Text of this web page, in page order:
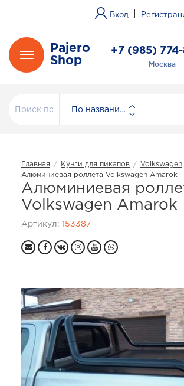
Вход
Pajero
Shop
+7 (985)
Москва
По названию
Главная / Кунги для пикапов / Volkswagen
Алюминиевая роллета Volkswagen Amarok
Алюминиевая
Volkswagen Amarok
Артикул: 153387